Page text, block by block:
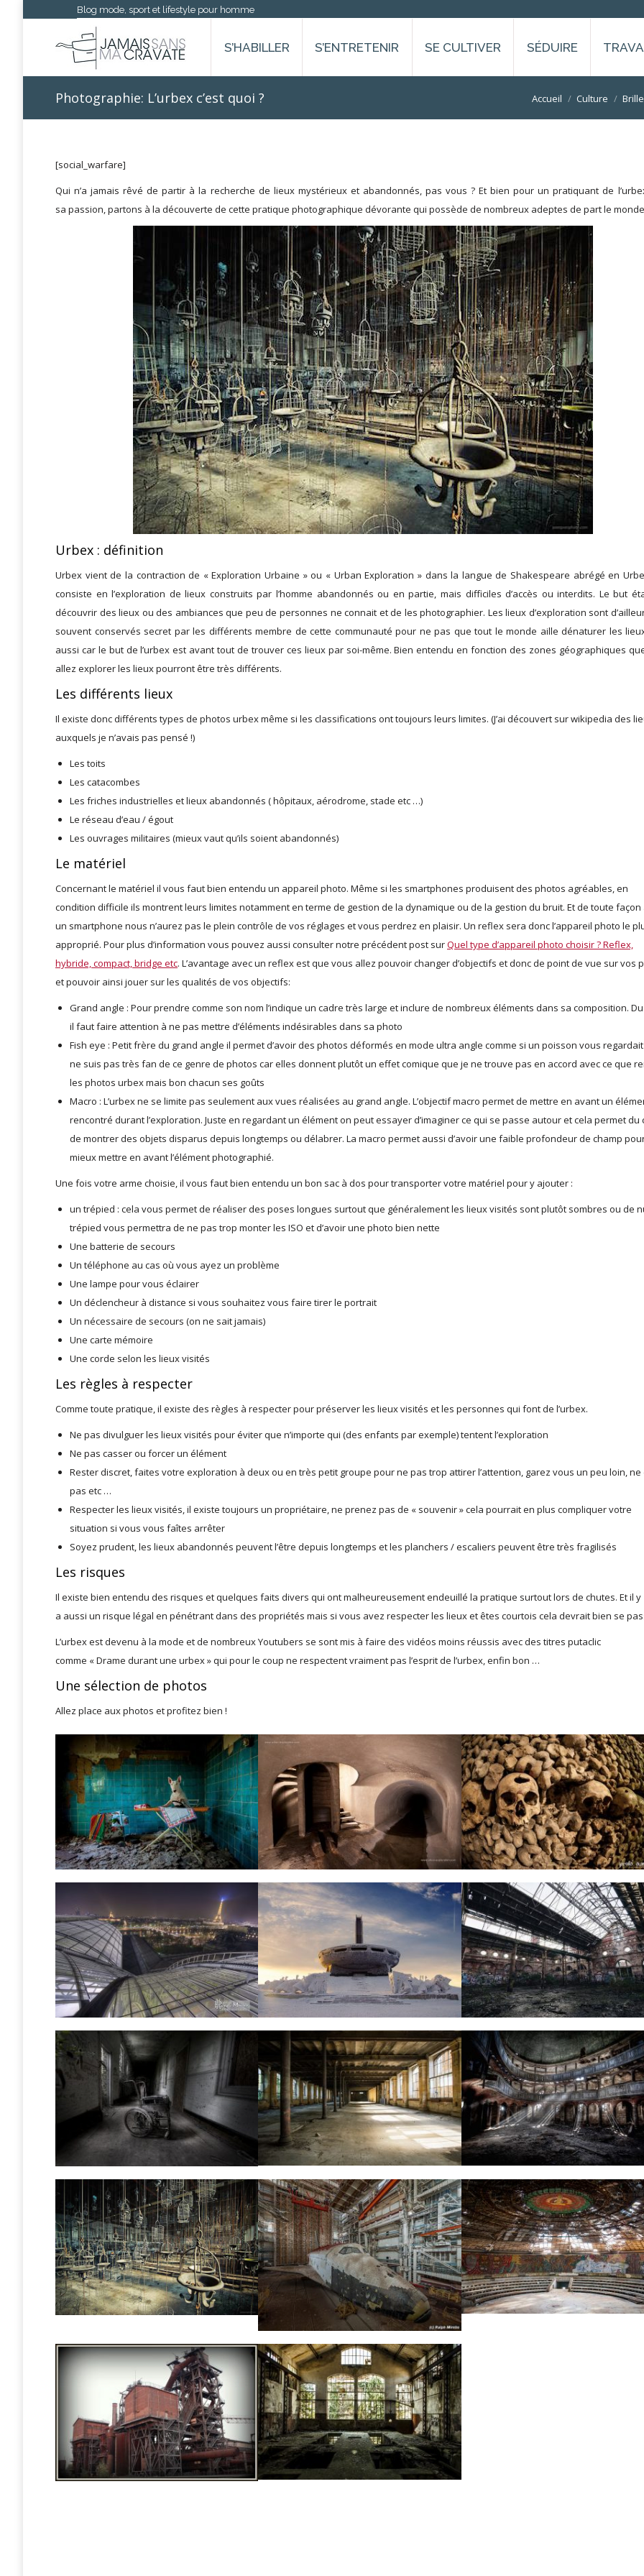
Blog mode, sport et lifestyle pour homme
S’HABILLER S’ENTRETENIR SE CULTIVER SÉDUIRE
Photographie: L’urbex c’est quoi ? Vous êtes ici :
Accueil Culture
[social_warfare]
Qui n’a jamais rêvé de partir à la recherche de lieux mystérieux et abandonnés, pas vous ? Et bien pour un pratiquant de
sa passion, partons à la découverte de cette pratique photographique dévorante qui possède de nombreux adeptes de part le
Urbex : définition
Urbex vient de la contraction de « Exploration Urbaine » ou « Urban Exploration » dans la langue de Shakespeare abrégé en
consiste en l’exploration de lieux construits par l’homme abandonnés ou en partie, mais difficiles d’accès ou interdits. Le but
découvrir des lieux ou des ambiances que peu de personnes ne connait et de les photographier. Les lieux d’exploration sont
souvent conservés secret par les différents membre de cette communauté pour ne pas que tout le monde aille dénaturer les
aussi car le but de l’urbex est avant tout de trouver ces lieux par soi-même. Bien entendu en fonction des zones géographiques
allez explorer les lieux pourront être très différents.
Les différents lieux
Il existe donc différents types de photos urbex même si les classifications ont toujours leurs limites. (J’ai découvert sur wikipedia des
auxquels je n’avais pas pensé !)
Les toits
Les catacombes
Les friches industrielles et lieux abandonnés ( hôpitaux, aérodrome, stade etc …)
Le réseau d’eau / égout
Les ouvrages militaires (mieux vaut qu’ils soient abandonnés)
Le matériel
Concernant le matériel il vous faut bien entendu un appareil photo. Même si les smartphones produisent des photos agréables, en
condition difficile ils montrent leurs limites notamment en terme de gestion de la dynamique ou de la gestion du bruit. Et de toute façon
un smartphone nous n’aurez pas le plein contrôle de vos réglages et vous perdrez en plaisir. Un reflex sera donc l’appareil photo le
approprié. Pour plus d’information vous pouvez aussi consulter notre précédent post surQuel type d’appareil photo choisir ? Reflex,
hybride, compact, bridge etc. L’avantage avec un reflex est que vous allez pouvoir changer d’objectifs et donc de point de vue sur vos
et pouvoir ainsi jouer sur les qualités de vos objectifs:
Grand angle : Pour prendre comme son nom l’indique un cadre très large et inclure de nombreux éléments dans sa composition.
il faut faire attention à ne pas mettre d’éléments indésirables dans sa photo
Fish eye : Petit frère du grand angle il permet d’avoir des photos déformés en mode ultra angle comme si un poisson vous
ne suis pas très fan de ce genre de photos car elles donnent plutôt un effet comique que je ne trouve pas en accord avec ce que
les photos urbex mais bon chacun ses goûts
Macro : L’urbex ne se limite pas seulement aux vues réalisées au grand angle. L’objectif macro permet de mettre en avant un
rencontré durant l’exploration. Juste en regardant un élément on peut essayer d’imaginer ce qui se passe autour et cela permet du
de montrer des objets disparus depuis longtemps ou délabrer. La macro permet aussi d’avoir une faible profondeur de champ
mieux mettre en avant l’élément photographié.
Une fois votre arme choisie, il vous faut bien entendu un bon sac à dos pour transporter votre matériel pour y ajouter :
un trépied : cela vous permet de réaliser des poses longues surtout que généralement les lieux visités sont plutôt sombres ou de
trépied vous permettra de ne pas trop monter les ISO et d’avoir une photo bien nette
Une batterie de secours
Un téléphone au cas où vous ayez un problème
Une lampe pour vous éclairer
Un déclencheur à distance si vous souhaitez vous faire tirer le portrait
Un nécessaire de secours (on ne sait jamais)
Une carte mémoire
Une corde selon les lieux visités
Les règles à respecter
Comme toute pratique, il existe des règles à respecter pour préserver les lieux visités et les personnes qui font de l’urbex.
Ne pas divulguer les lieux visités pour éviter que n’importe qui (des enfants par exemple) tentent l’exploration
Ne pas casser ou forcer un élément
Rester discret, faites votre exploration à deux ou en très petit groupe pour ne pas trop attirer l’attention, garez vous un peu loin, ne
pas etc …
Respecter les lieux visités, il existe toujours un propriétaire, ne prenez pas de « souvenir » cela pourrait en plus compliquer votre
situation si vous vous faîtes arrêter
Soyez prudent, les lieux abandonnés peuvent l’être depuis longtemps et les planchers / escaliers peuvent être très fragilisés
Les risques
Il existe bien entendu des risques et quelques faits divers qui ont malheureusement endeuillé la pratique surtout lors de chutes. Et il y
a aussi un risque légal en pénétrant dans des propriétés mais si vous avez respecter les lieux et êtes courtois cela devrait bien se
L’urbex est devenu à la mode et de nombreux Youtubers se sont mis à faire des vidéos moins réussis avec des titres putaclic
comme « Drame durant une urbex » qui pour le coup ne respectent vraiment pas l’esprit de l’urbex, enfin bon …
Une sélection de photos
Allez place aux photos et profitez bien !